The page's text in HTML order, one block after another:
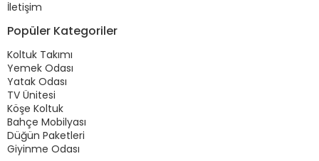
İletişim
Popüler Kategoriler
Koltuk Takımı
Yemek Odası
Yatak Odası
TV Ünitesi
Köşe Koltuk
Bahçe Mobilyası
Düğün Paketleri
Giyinme Odası